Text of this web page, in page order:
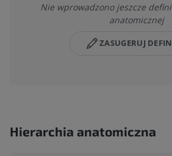
Nie wprowadzono jeszcze
anatomicznej
ZASUGERUJ
Hierarchia anatomiczna